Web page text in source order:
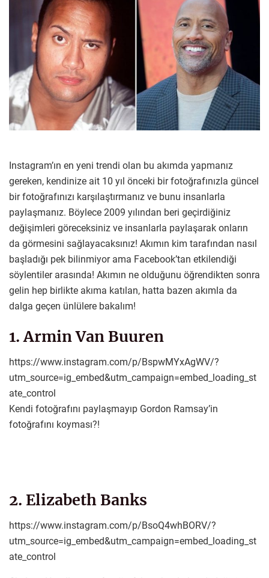
Instagram’ın en yeni trendi olan bu akımda yapmanız
gereken, kendinize ait 10 yıl önceki bir fotoğrafınızla güncel
bir fotoğrafınızı karşılaştırmanız ve bunu insanlarla
paylaşmanız. Böylece 2009 yılından beri geçirdiğiniz
değişimleri göreceksiniz ve insanlarla paylaşarak onların
da görmesini sağlayacaksınız! Akımın kim tarafından nasıl
başladığı pek bilinmiyor ama Facebook’tan etkilendiği
söylentiler arasında! Akımın ne olduğunu öğrendikten sonra
gelin hep birlikte akıma katılan, hatta bazen akımla da
dalga geçen ünlülere bakalım!
1. Armin Van Buuren
https://www.instagram.com/p/BspwMYxAgWV/?
utm_source=ig_embed&utm_campaign=embed_loading_st
ate_control
Kendi fotoğrafını paylaşmayıp Gordon Ramsay’in
fotoğrafını koyması?!
2. Elizabeth Banks
https://www.instagram.com/p/BsoQ4whBORV/?
utm_source=ig_embed&utm_campaign=embed_loading_st
ate_control